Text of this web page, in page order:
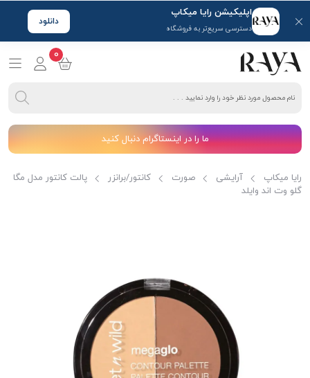
اپلیکیشن رایا میکاپ
دسترسی سریع‌تر به فروشگاه
دانلود
0
ما را در اینستاگرام دنبال کنید
رایا میکاپ آرایشی صورت کانتور/برانزر
پالت کانتور مدل مگا
گلو وت اند وایلد